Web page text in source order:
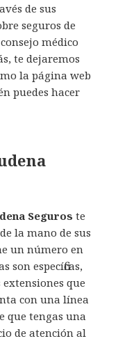
de sus
seguros de
médico
te dejaremos
la página web
puedes hacer
Seguros te
la mano de sus
un número en
específicas,
que
con una línea
que tengas una
de atención al